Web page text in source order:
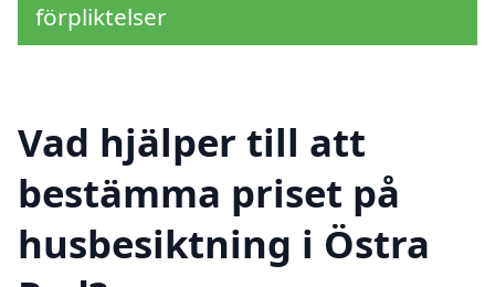
förpliktelser
Vad hjälper till att
bestämma priset på
husbesiktning i Östra